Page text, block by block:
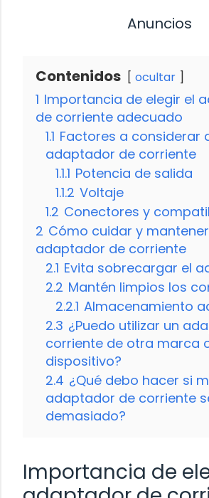
Anuncios
Contenidos ocultar
1 Importancia de elegir el
de corriente adecuado
1.1 Factores a considerar
adaptador de corriente
1.1.1 Potencia de salida
1.1.2 Voltaje
1.2 Conectores y
2 Cómo cuidar y
adaptador de corriente
2.1 Evita sobrecargar el
2.2 Mantén limpios los
2.2.1 Almacenamiento
2.3 ¿Puedo utilizar un
corriente de otra marca
dispositivo?
2.4 ¿Qué debo hacer si
adaptador de corriente
demasiado?
Importancia de